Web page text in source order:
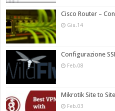
Cisco Router –
Giu.14
Configurazione
Feb.08
Mikrotik Site to
Feb.03